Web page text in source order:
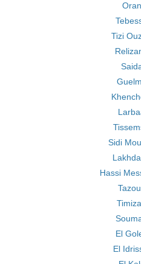
Oran
Tizi
Sidi
Hassi
El
El